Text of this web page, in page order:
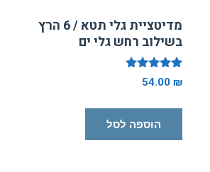
מדיטציית גלי תטא / 6 הרץ
בשילוב רחש גלי ים
דורג
5.00
54.00₪
הוספה לסל